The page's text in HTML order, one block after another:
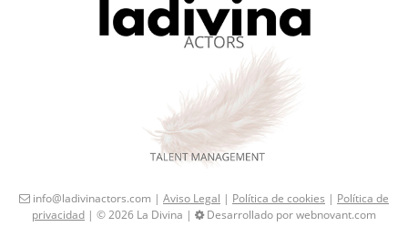
info@ladivinactors.com | Aviso Legal | Política de cookies | Política de
privacidad | © 2026 La Divina | Desarrollado por webnovant.com